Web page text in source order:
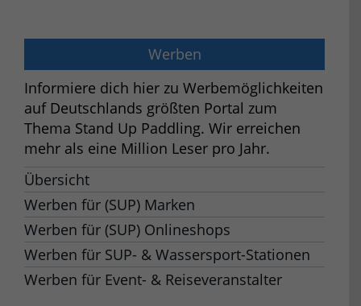
Werben
Informiere dich hier zu Werbemöglichkeiten
auf Deutschlands größten Portal zum
Thema Stand Up Paddling. Wir erreichen
mehr als eine Million Leser pro Jahr.
Übersicht
Werben für (SUP) Marken
Werben für (SUP) Onlineshops
Werben für SUP- & Wassersport-Stationen
Werben für Event- & Reiseveranstalter